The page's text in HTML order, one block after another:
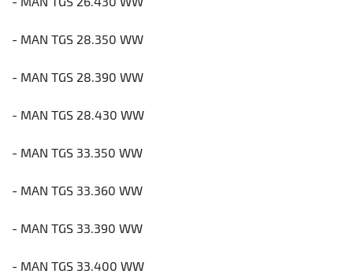
- MAN TGS 28.350 WW
- MAN TGS 28.390 WW
- MAN TGS 28.430 WW
- MAN TGS 33.350 WW
- MAN TGS 33.360 WW
- MAN TGS 33.390 WW
- MAN TGS 33.400 WW